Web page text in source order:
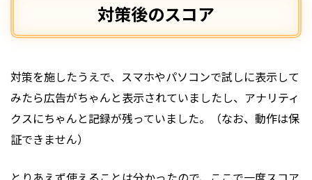
対策後のスコア
対策を施したうえで、スマホやパソコンで試しに表示して
みたら広告がちゃんと表示されていましたし、アナリティ
クスにちゃんと記録が残っていました。（なお、動作は保
証できません）